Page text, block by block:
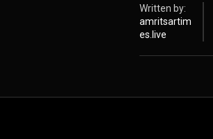
Written by:
amritsartim
es.live